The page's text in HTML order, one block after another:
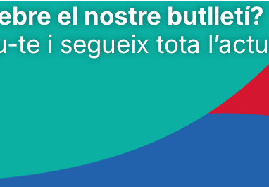
el nostre butlletí?
te i segueix tota